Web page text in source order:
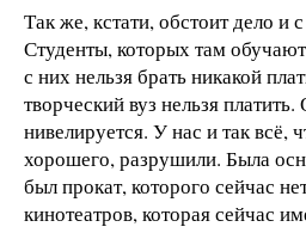
Так же, кстати, обстоит дело и
Студенты, которых там
с них нельзя брать никакой
творческий вуз нельзя
нивелируется. У нас и так всё,
хорошего, разрушили. Была
был прокат, которого сейчас
кинотеатров, которая сейчас